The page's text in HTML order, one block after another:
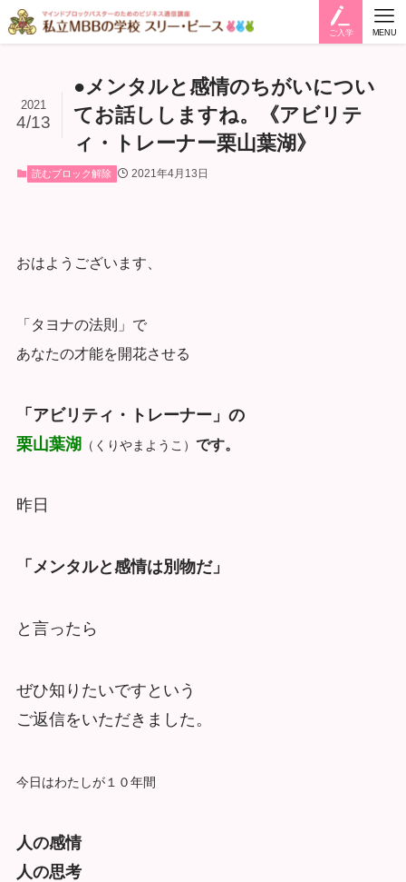
ご入学 MENU
●メンタルと感情のちがいについ
てお話ししますね。《アビリテ
ィ・トレーナー栗山葉湖》
2021
4/13
読むブロック解除 2021年4月13日
おはようございます、
「タヨナの法則」で
あなたの才能を開花させる
「アビリティ・トレーナー」の
栗山葉湖
（くりやまようこ） です。
昨日
「メンタルと感情は別物だ」
と言ったら
ぜひ知りたいですという
ご返信をいただきました。
今日はわたしが１０年間
人の感情
人の思考